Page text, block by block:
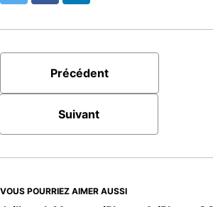
Précédent
Suivant
VOUS POURRIEZ AIMER AUSSI